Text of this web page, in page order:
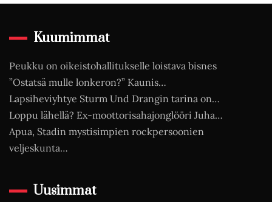
Kuumimmat
Peukku on oikeistohallitukselle loistava bisnes
”Ostatsä mulle lonkeron?” Kaunis…
Lapsiheviyhtye Sturm Und Drangin tarina on…
Loppu lähellä? Ex-moottorisahajonglööri Juha…
Apua, Stadin mystisimpien rockpersoonien
veljeskunta…
Uusimmat